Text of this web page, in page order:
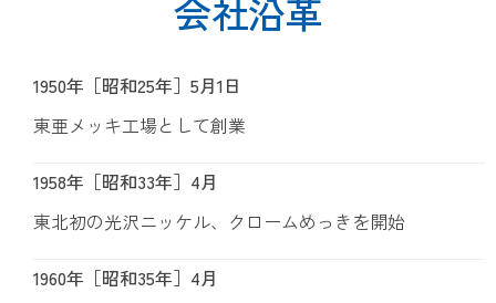
会社沿革
1950年［昭和25年］5月1日
東亜メッキ工場として創業
1958年［昭和33年］4月
東北初の光沢ニッケル、クロームめっきを開始
1960年［昭和35年］4月